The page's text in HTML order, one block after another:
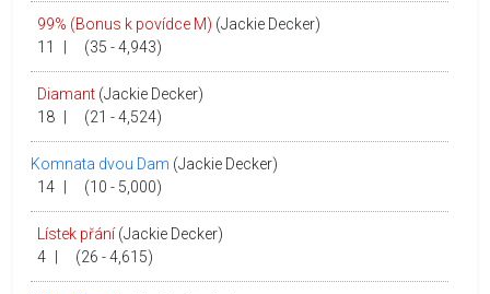
99% (Bonus k povídce M) (Jackie Decker)
11
(35 - 4,943)
Diamant(Jackie Decker)
18
(21 - 4,524)
Komnata dvou Dam (Jackie Decker)
14
(10 - 5,000)
Lístek přání(Jackie Decker)
4
(26 - 4,615)